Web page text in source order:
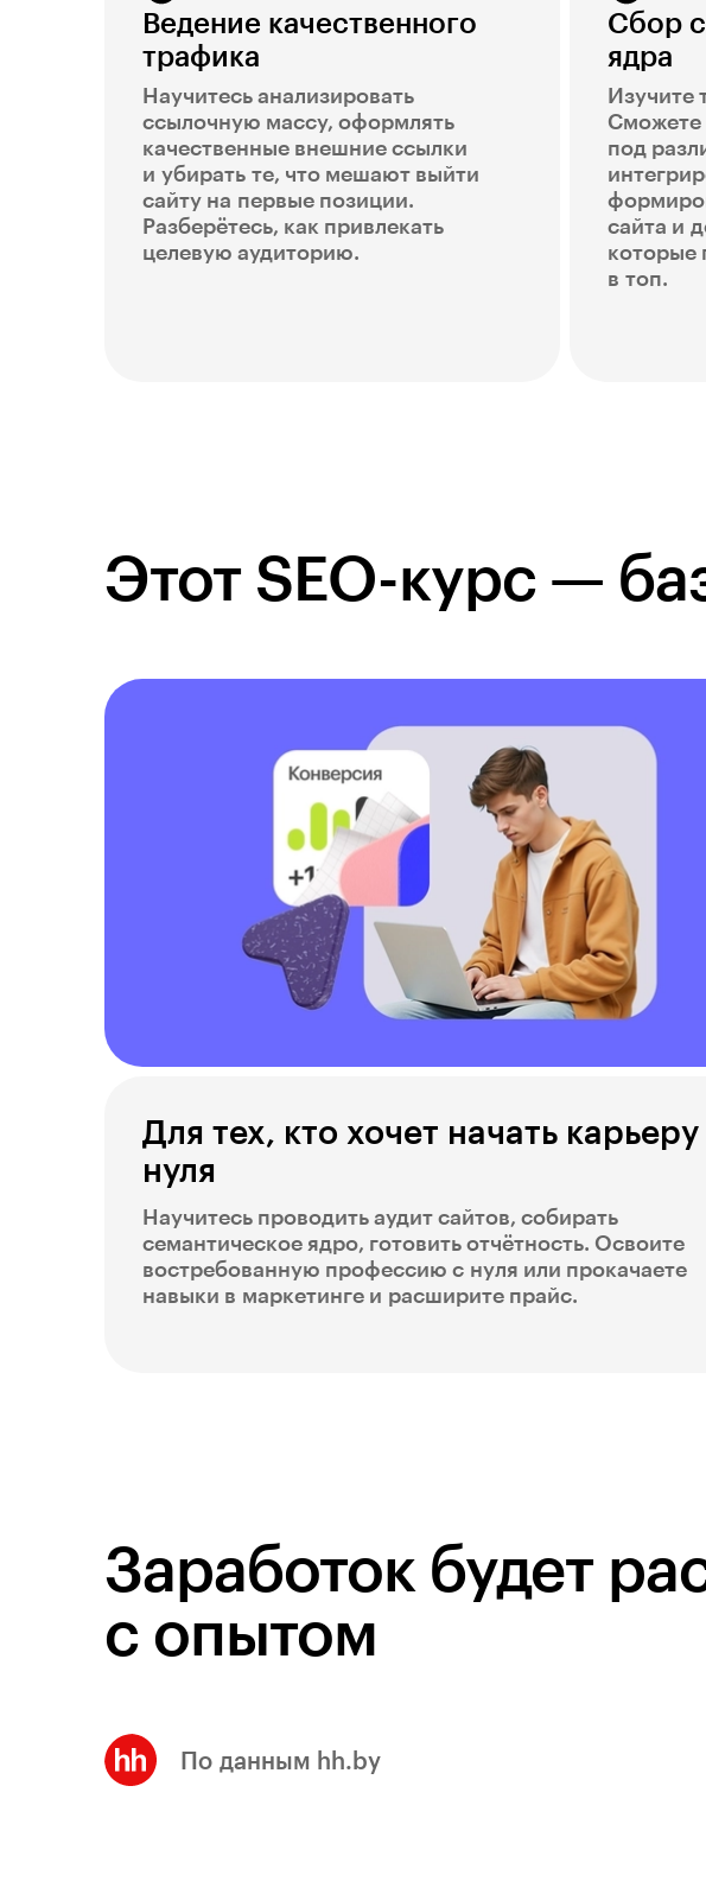
Ведение качественного
трафика
Научитесь анализировать
ссылочную массу, оформлять
качественные внешние ссылки
и убирать те, что мешают выйти
сайту на первые позиции.
Разберётесь, как привлекать
целевую аудиторию.
Сбор
ядра
Изучите
Сможете
под
сайта и
которые
в топ.
Этот SEO-курс —
Для тех, кто хочет начать карьеру
нуля
Научитесь проводить аудит сайтов, собирать
семантическое ядро, готовить отчётность. Освоите
востребованную профессию с нуля или прокачаете
навыки в маркетинге и расширите прайс.
Заработок будет
с опытом
По данным hh.by